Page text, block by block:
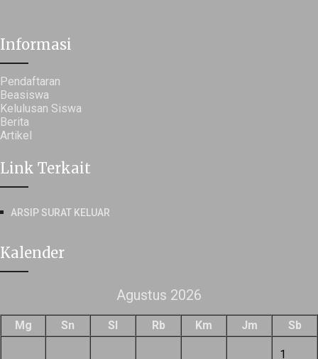
Informasi
Pendaftaran
Beasiswa
Kelulusan Siswa
Berita
Artikel
Link Terkait
ARSIP SURAT KELUAR
Kalender
Agustus 2026
Mg Sn Sl Rb Km Jm Sb
1